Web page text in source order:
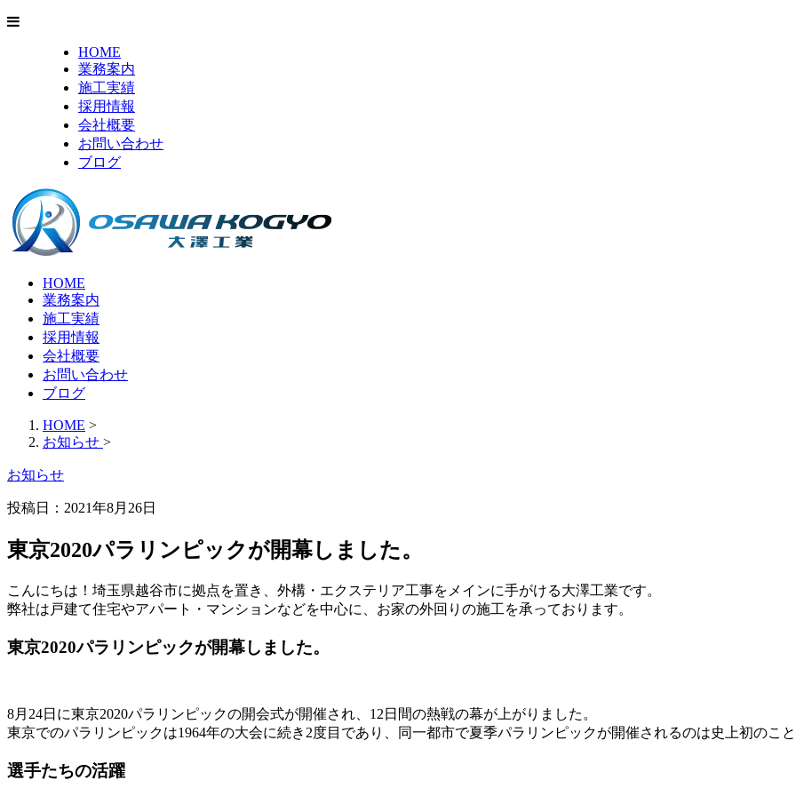
HOME
業務案内
施工実績
採用情報
会社概要
お問い合わせ
ブログ
HOME
業務案内
施工実績
採用情報
会社概要
お問い合わせ
ブログ
HOME >
お知らせ >
お知らせ
投稿日：2021年8月26日
東京2020パラリンピックが開幕しました。
こんにちは！埼玉県越谷市に拠点を置き、外構・エクステリア工事をメインに手がける大澤工業です。
弊社は戸建て住宅やアパート・マンションなどを中心に、お家の外回りの施工を承っております。
東京2020パラリンピックが開幕しました。
8月24日に東京2020パラリンピックの開会式が開催され、12日間の熱戦の幕が上がりました。
東京でのパラリンピックは1964年の大会に続き2度目であり、同一都市で夏季パラリンピックが開催されるのは史上初のこ
選手たちの活躍